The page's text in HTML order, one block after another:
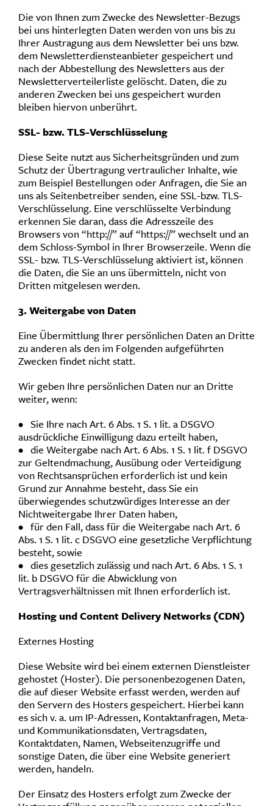
Die von Ihnen zum Zwecke des Newsletter-Bezugs
bei uns hinterlegten Daten werden von uns bis zu
Ihrer Austragung aus dem Newsletter bei uns bzw.
dem Newsletterdiensteanbieter gespeichert und
nach der Abbestellung des Newsletters aus der
Newsletterverteilerliste gelöscht. Daten, die zu
anderen Zwecken bei uns gespeichert wurden
bleiben hiervon unberührt.
SSL- bzw. TLS-Verschlüsselung
Diese Seite nutzt aus Sicherheitsgründen und zum
Schutz der Übertragung vertraulicher Inhalte, wie
zum Beispiel Bestellungen oder Anfragen, die Sie an
uns als Seitenbetreiber senden, eine SSL-bzw. TLS-
Verschlüsselung. Eine verschlüsselte Verbindung
erkennen Sie daran, dass die Adresszeile des
Browsers von “http://” auf “https://” wechselt und an
dem Schloss-Symbol in Ihrer Browserzeile. Wenn die
SSL- bzw. TLS-Verschlüsselung aktiviert ist, können
die Daten, die Sie an uns übermitteln, nicht von
Dritten mitgelesen werden.
3. Weitergabe von Daten
Eine Übermittlung Ihrer persönlichen Daten an Dritte
zu anderen als den im Folgenden aufgeführten
Zwecken findet nicht statt.
Wir geben Ihre persönlichen Daten nur an Dritte
weiter, wenn:
• Sie Ihre nach Art. 6 Abs. 1 S. 1 lit. a DSGVO
ausdrückliche Einwilligung dazu erteilt haben,
• die Weitergabe nach Art. 6 Abs. 1 S. 1 lit. f DSGVO
zur Geltendmachung, Ausübung oder Verteidigung
von Rechtsansprüchen erforderlich ist und kein
Grund zur Annahme besteht, dass Sie ein
überwiegendes schutzwürdiges Interesse an der
Nichtweitergabe Ihrer Daten haben,
• für den Fall, dass für die Weitergabe nach Art. 6
Abs. 1 S. 1 lit. c DSGVO eine gesetzliche Verpflichtung
besteht, sowie
• dies gesetzlich zulässig und nach Art. 6 Abs. 1 S. 1
lit. b DSGVO für die Abwicklung von
Vertragsverhältnissen mit Ihnen erforderlich ist.
Hosting und Content Delivery Networks (CDN)
Externes Hosting
Diese Website wird bei einem externen Dienstleister
gehostet (Hoster). Die personenbezogenen Daten,
die auf dieser Website erfasst werden, werden auf
den Servern des Hosters gespeichert. Hierbei kann
es sich v. a. um IP-Adressen, Kontaktanfragen, Meta-
und Kommunikationsdaten, Vertragsdaten,
Kontaktdaten, Namen, Webseitenzugriffe und
sonstige Daten, die über eine Website generiert
werden, handeln.
Der Einsatz des Hosters erfolgt zum Zwecke der